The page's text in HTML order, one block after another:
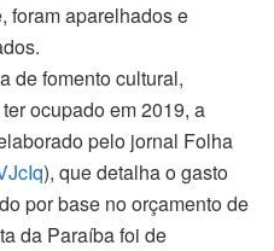
foram aparelhados e
de fomento cultural,
ocupado em 2019, a
pelo jornal Folha
), que detalha o gasto
por base no orçamento de
da Paraíba foi de